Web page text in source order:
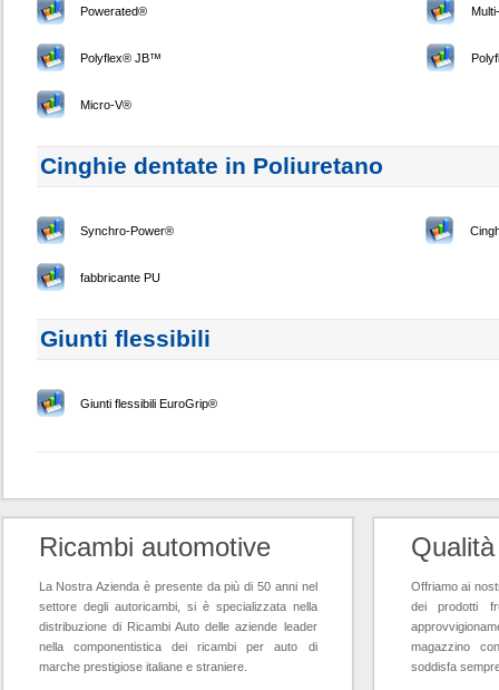
Powerated®
Polyflex® JB™
Micro-V®
Cinghie dentate in Poliuretano
Synchro-Power®
fabbricante PU
Giunti flessibili
Giunti flessibili EuroGrip®
Ricambi automotive
La Nostra Azienda è presente da più di 50 anni nel
settore degli autoricambi, si è specializzata nella
distribuzione di Ricambi Auto delle aziende leader
nella componentistica dei ricambi per auto di
marche prestigiose italiane e straniere.
Offriamo ai
dei prodotti
magazzino
soddisfa